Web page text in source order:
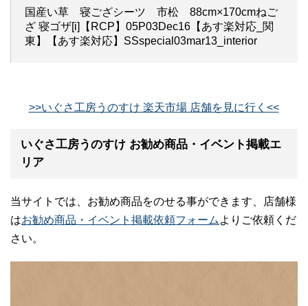
国産い草 寝ござシーツ 市松 88cm×170cmねご
ざ 寝ゴザ[i]【RCP】05P03Dec16【あす楽対応_関
東】【あす楽対応】SSspecial03mar13_interior
>>いぐさ工房うのすけ 楽天市場 店舗を見に行く<<
いぐさ工房うのすけ お勧め商品・イベント掲載エ
リア
当サイトでは、お勧め商品をのせる事ができます、店舗様
はお勧め商品・イベント掲載依頼フォーム よりご依頼くだ
さい。